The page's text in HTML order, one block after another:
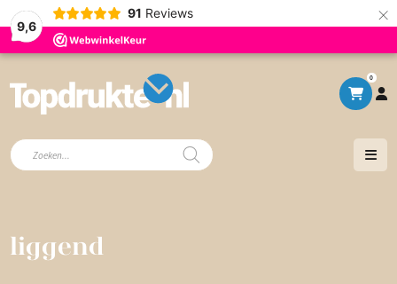
9,6
91 Reviews ×
0
Producten
zoeken
liggend